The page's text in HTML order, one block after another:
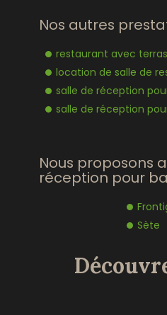
Nos autres
restaurant avec
location de salle de
salle de réception
salle de réception
Nous proposons
réception pour
Sète